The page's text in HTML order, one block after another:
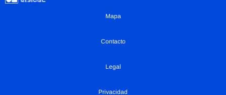
Mapa
Contacto
Legal
Privacidad